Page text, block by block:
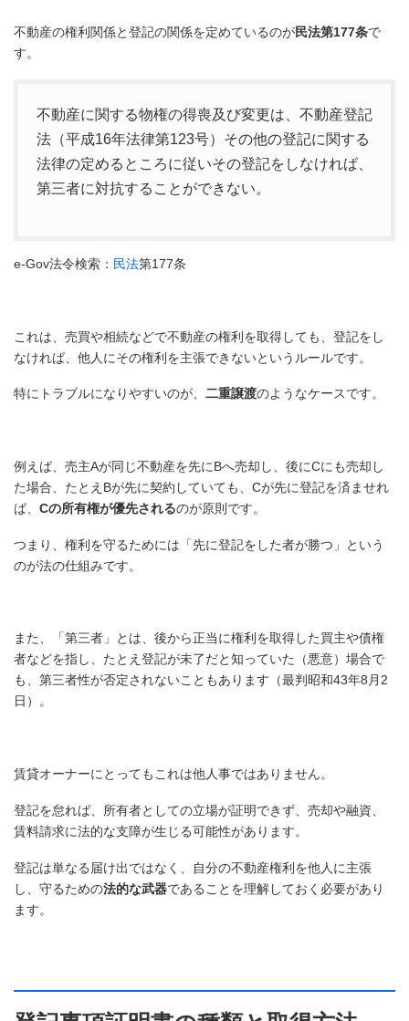
不動産の権利関係と登記の関係を定めているのが民法第177条で
す。
不動産に関する物権の得喪及び変更は、不動産登記
法（平成16年法律第123号）その他の登記に関する
法律の定めるところに従いその登記をしなければ、
第三者に対抗することができない。
e-Gov法令検索： 民法第177条
これは、売買や相続などで不動産の権利を取得しても、登記をし
なければ、他人にその権利を主張できないというルールです。
特にトラブルになりやすいのが、 二重譲渡のようなケースです。
例えば、売主Aが同じ不動産を先にBへ売却し、後にCにも売却し
た場合、たとえBが先に契約していても、Cが先に登記を済ませれ
ば、 Cの所有権が優先されるのが原則です。
つまり、権利を守るためには「先に登記をした者が勝つ」という
のが法の仕組みです。
また、「第三者」とは、後から正当に権利を取得した買主や債権
者などを指し、たとえ登記が未了だと知っていた（悪意）場合で
も、第三者性が否定されないこともあります（最判昭和43年8月2
日）。
賃貸オーナーにとってもこれは他人事ではありません。
登記を怠れば、所有者としての立場が証明できず、売却や融資、
賃料請求に法的な支障が生じる可能性があります。
登記は単なる届け出ではなく、自分の不動産権利を他人に主張
し、守るための法的な武器であることを理解しておく必要があり
ます。